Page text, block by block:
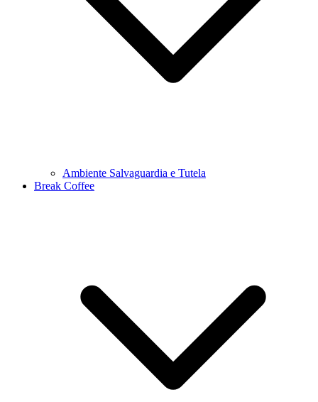
Ambiente Salvaguardia e Tutela
Break Coffee